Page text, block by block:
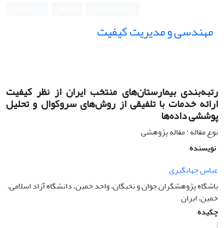
مهندسی و مدیریت کیفیت
رتبه‌بندی بیمارستان‌های منتخب ایران از نظر کیفیت
ارائه خدمات با تلفیقی از روش‌های سروکوال و تحلیل
پوششی داده‌ها
نوع مقاله : مقاله پژوهشی
نویسنده
عباس جهانگیری
باشگاه پژوهشگران جوان و نخبگان، واحد خمین، دانشگاه آزاد اسلامی،
خمین، ایران
چکیده